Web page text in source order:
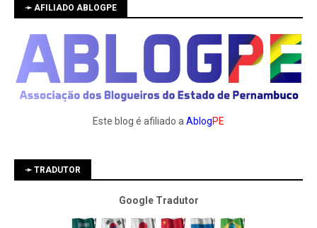
➛ AFILIADO ABLOGPE
Este blog é afiliado a AblogPE
➛ TRADUTOR
Google Tradutor